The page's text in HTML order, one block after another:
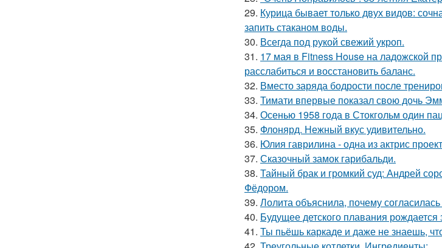
29. Курица бывает только двух видов:
запить стаканом воды.
30. Всегда под рукой свежий укроп.
31. 17 мая в Fitness House на ладожской
расслабиться и восстановить баланс.
32. Вместо заряда бодрости после
33. Тимати впервые показал свою дочь
34. Осенью 1958 года в Стокгольм один
35. Флонярд. Нежный вкус удивительно.
36. Юлия гаврилина - одна из актрис
37. Сказочный замок гарибальди.
38. Тайный брак и громкий суд: Андрей
Фёдором.
39. Лолита объяснила, почему
40. Будущее детского плавания
41. Ты пьёшь каркаде и даже не знаешь,